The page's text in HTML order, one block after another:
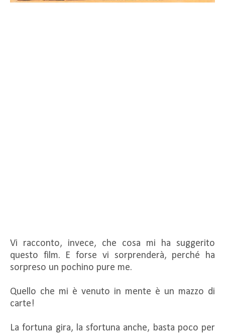
Vi racconto, invece, che cosa mi ha suggerito
questo film. E forse vi sorprenderà, perché ha
sorpreso un pochino pure me.
Quello che mi è venuto in mente è un mazzo di
carte!
La fortuna gira, la sfortuna anche, basta poco per